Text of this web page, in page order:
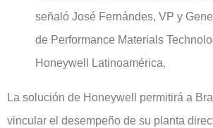
señaló José Fernándes, VP y
de Performance Materials
Honeywell Latinoamérica.
La solución de Honeywell permitirá a
vincular el desempeño de su planta